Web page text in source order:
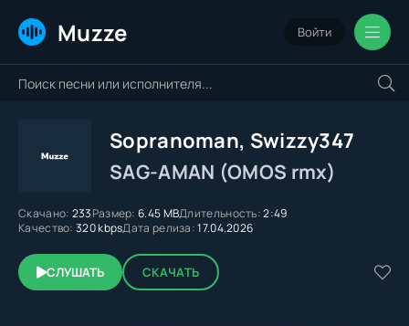
Muzze Войти
Sopranoman, Swizzy347
SAG-AMAN (OMOS rmx)
Скачано: 233Размер: 6.45 MBДлительность:2:49
Качество: 320 kbpsДата релиза:17.04.2026
СЛУШАТЬ СКАЧАТЬ